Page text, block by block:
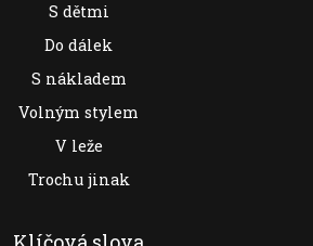
S dětmi
Do dálek
S nákladem
Volným stylem
V leže
Trochu jinak